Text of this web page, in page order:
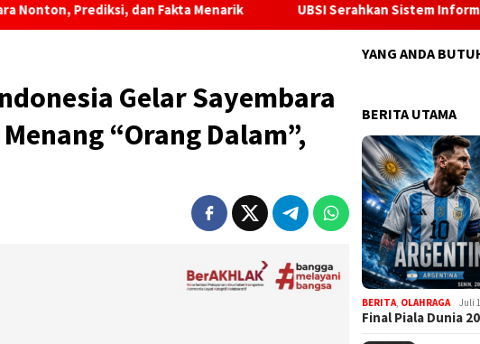
Fakta Menarik UBSI Serahkan Sistem Informasi Tracer Study
Gelar Sayembara
“Orang Dalam”,
YANG ANDA
BERITA UTAMA
BERITA OLAHRAGA Juli
Final Piala Dunia